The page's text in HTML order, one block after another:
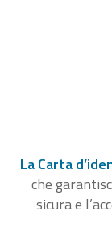
La Carta
che
sicura e